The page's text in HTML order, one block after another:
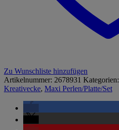
Zu Wunschliste hinzufügen
Artikelnummer: 2678931 Kategorien:
Kreativecke, Maxi Perlen/Platte/Set